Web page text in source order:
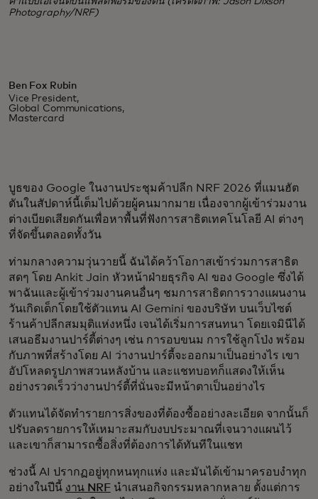
Photography/NRF)
Ben Fox Rubin
Vice President,
Global Communications,
Mastercard
บูธของ Google ในงานประชุมค้าปลีก NRF 2026 ที่แมนฮัต
ตันในสัปดาห์นี้เต็มไปด้วยผู้คนมากมาย เนื่องจากผู้เข้าร่วมงาน
ต่างเบียดเสียดกันเพื่อหาพื้นที่ฟังการสาธิตเทคโนโลยี AI ต่างๆ
ที่จัดขึ้นตลอดทั้งวัน
ท่ามกลางความวุ่นวายนี้ ฉันได้คว้าโอกาสเข้าร่วมการสาธิต
สดๆ โดย Ankit Jain หัวหน้าฝ่ายธุรกิจ AI ของ Google ซึ่งได้
พาฉันและผู้เข้าร่วมงานคนอื่นๆ ชมการสาธิตการวางแผนงาน
วันเกิดเด็กโดยใช้ตัวแทน AI Gemini ของบริษัท บนเว็บไซต์
ร้านค้าปลีกสมมุติแห่งหนึ่ง เจนได้เริ่มการสนทนา โดยเจมินีได้
เสนอธีมงานปาร์ตี้ต่างๆ เช่น การอบขนม การใช้ลูกโป่ง พร้อม
กับภาพที่สร้างโดย AI ว่างานปาร์ตี้จะออกมาเป็นอย่างไร เขา
อัปโหลดรูปภาพสวนหลังบ้าน และแชทบอทก็แสดงให้เห็น
อย่างรวดเร็วว่างานปาร์ตี้ที่นั่นจะมีหน้าตาเป็นอย่างไร
ตัวแทนได้จัดทำรายการสิ่งของที่ต้องซื้ออย่างละเอียด จากนั้นก็
ปรับลดรายการให้เหมาะสมกับงบประมาณที่เจนวางแผนไว้
และเขาก็สามารถซื้อสิ่งที่ต้องการได้ทันทีในแชท
ช่วงนี้ AI ปรากฏอยู่ทุกหนทุกแห่ง และมันได้เข้ามาครอบงำทุก
อย่างในปีนี้ งาน NRFนำเสนอกิจกรรมหลากหลาย ตั้งแต่การ